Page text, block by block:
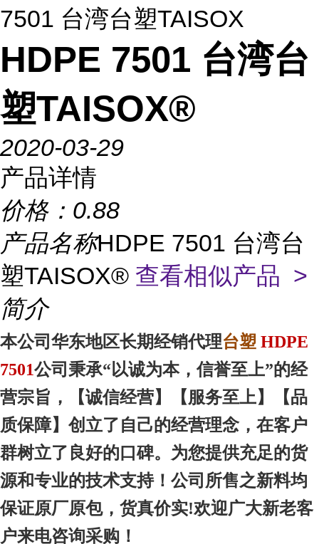
7501 台湾台塑TAISOX
HDPE 7501 台湾台
塑TAISOX®
2020-03-29
产品详情
价格： 0.88
产品名称HDPE 7501 台湾台
塑TAISOX® 查看相似产品 >
简介
本公司华东地区长期经销代理台塑 HDPE
7501公司秉承“以诚为本，信誉至上”的经
营宗旨，【诚信经营】【服务至上】【品
质保障】创立了自己的经营理念，在客户
群树立了良好的口碑。为您提供充足的货
源和专业的技术支持！公司所售之新料均
保证原厂原包，货真价实!欢迎广大新老客
户来电咨询采购！